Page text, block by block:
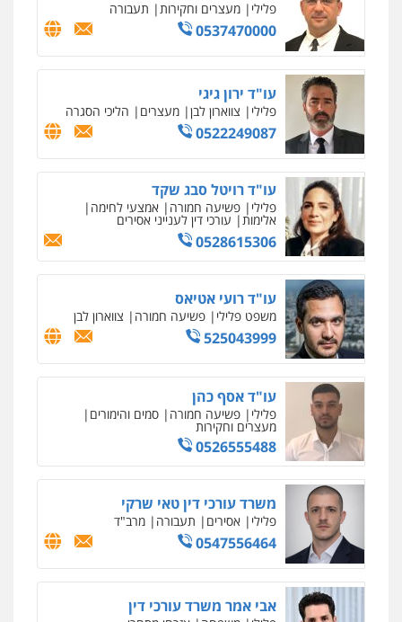
עו"ד אסף כהן
מעצרים וחקירות
משרד עורכי דין טאי שרקי
0547556464
אבי אמר משרד עורכי דין
0502130230
חליל ביאדי – משרד עורכי דין
פשיעה חמורה אסירים
עו"ד איהאב זבידאת
פלילי פשיעה חמורה
המתה עבירות מין
עו"ד יפעת שוורץ סיל
0523379525